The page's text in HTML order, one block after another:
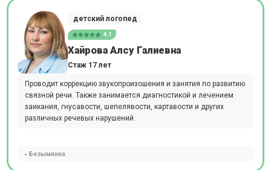
детский логопед
4.1
Хайрова Алсу Галиевна
Стаж 17 лет
Проводит коррекцию звукопроизошения и занятия по развитию
связной речи. Также занимается диагностикой и лечением
заикания, гнусавости, шепелявости, картавости и других
различных речевых нарушений.
Безымянка